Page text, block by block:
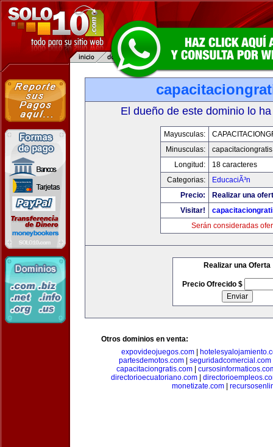
El dueño de este dominio lo
Mayusculas:
Minusculas:
Longitud:
18 caracteres
Categorias:
EducaciÃ³n
Precio:
Realizar una
Visitar!
Serán consideradas
Realizar una Oferta
Precio Ofrecido $
Otros dominios en venta:
expovideojuegos.com
partesdemotos.com| seguridadcomercial.com
capacitaciongratis.com|
directorioecuatoriano.com
monetizate.com|